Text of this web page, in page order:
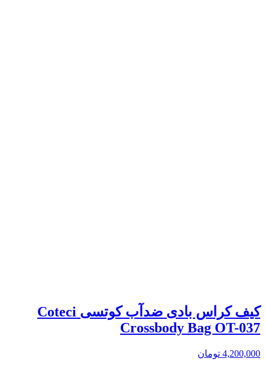
کیف کراس بادی ضدآب کوتسی Coteci
Crossbody Bag OT-037
4,200,000 تومان